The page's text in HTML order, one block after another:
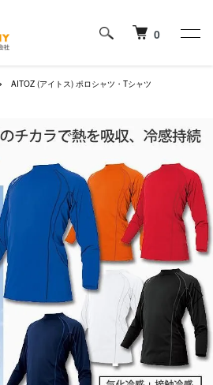
0
AITOZ (アイトス) ポロシャツ・Tシャツ